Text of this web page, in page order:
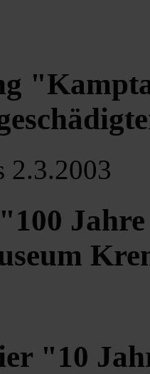
2.3.2003
"10